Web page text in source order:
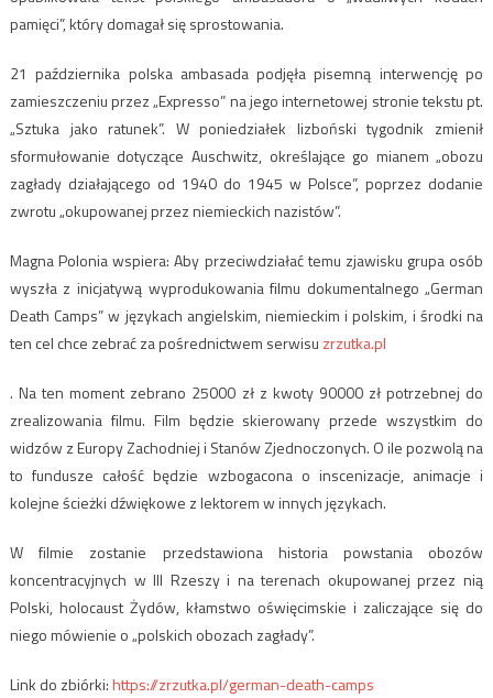
pamięci”, który domagał się sprostowania.
21 października polska ambasada podjęła pisemną interwencję po
zamieszczeniu przez „Expresso” na jego internetowej stronie tekstu pt.
„Sztuka jako ratunek”. W poniedziałek lizboński tygodnik zmienił
sformułowanie dotyczące Auschwitz, określające go mianem „obozu
zagłady działającego od 1940 do 1945 w Polsce”, poprzez dodanie
zwrotu „okupowanej przez niemieckich nazistów”.
Magna Polonia wspiera: Aby przeciwdziałać temu zjawisku grupa osób
wyszła z inicjatywą wyprodukowania filmu dokumentalnego „German
Death Camps” w językach angielskim, niemieckim i polskim, i środki na
ten cel chce zebrać za pośrednictwem serwisu zrzutka.pl
. Na ten moment zebrano 25000 zł z kwoty 90000 zł potrzebnej do
zrealizowania filmu. Film będzie skierowany przede wszystkim do
widzów z Europy Zachodniej i Stanów Zjednoczonych. O ile pozwolą na
to fundusze całość będzie wzbogacona o inscenizacje, animacje i
kolejne ścieżki dźwiękowe z lektorem w innych językach.
W filmie zostanie przedstawiona historia powstania obozów
koncentracyjnych w III Rzeszy i na terenach okupowanej przez nią
Polski, holocaust Żydów, kłamstwo oświęcimskie i zaliczające się do
niego mówienie o „polskich obozach zagłady”.
Link do zbiórki:https://zrzutka.pl/german-death-camps